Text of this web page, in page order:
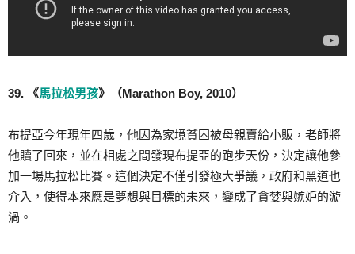
39. 《馬拉松男孩》（Marathon Boy, 2010）
布提亞今年現年四歲，他因為家境貧困被母親賣給小販，老師將
他贖了回來，並在相處之間發現布提亞的跑步天份，決定讓他參
加一場馬拉松比賽。這個決定不僅引發極大爭議，政府和黑道也
介入，使得本來應是夢想與目標的未來，變成了貪婪與嫉妒的漩
渦。